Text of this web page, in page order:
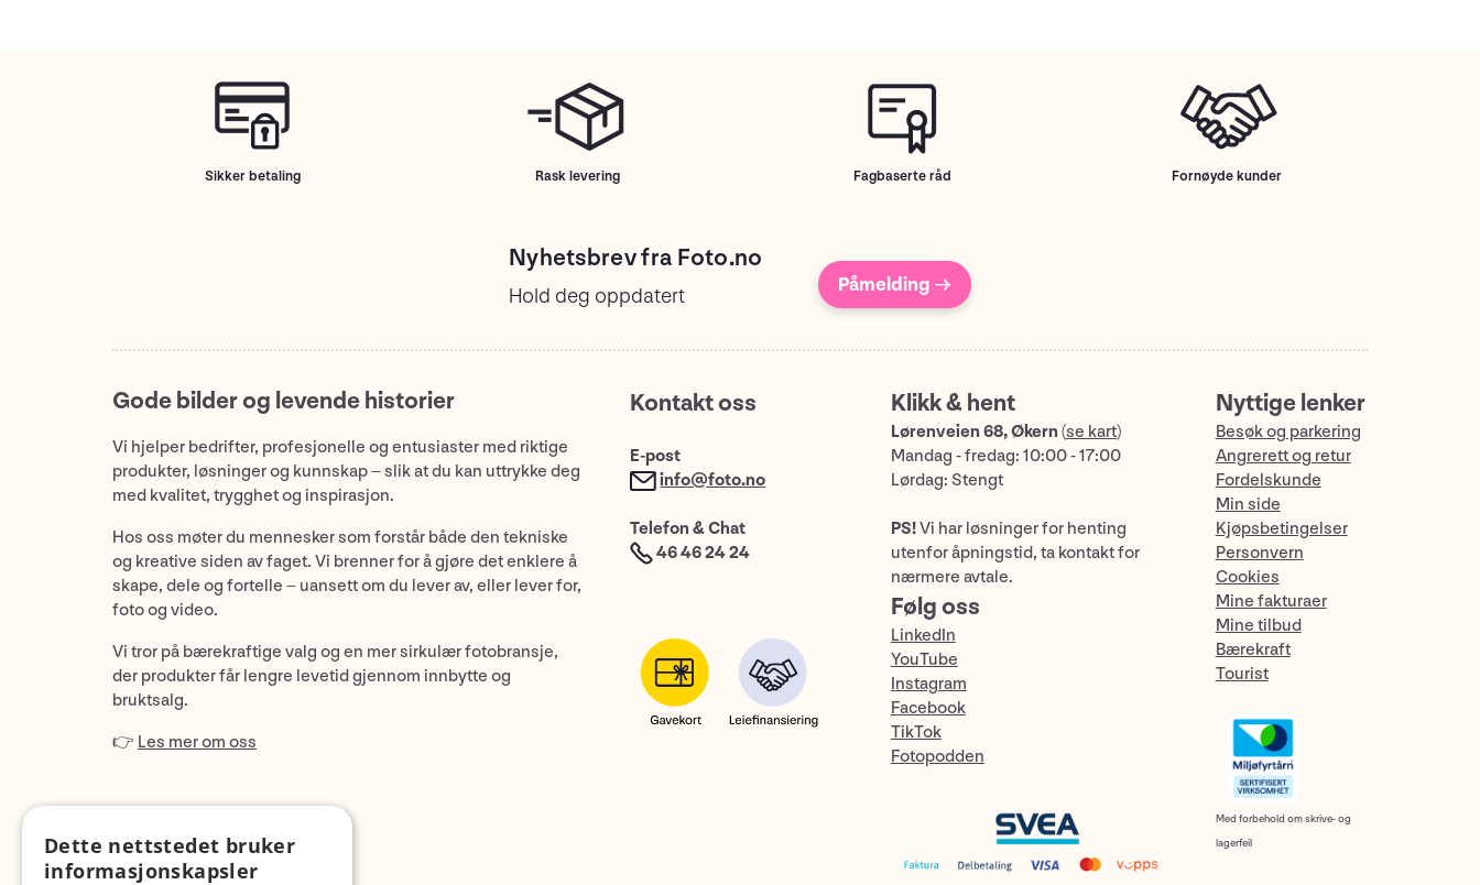
Sikker betaling Rask levering Fagbaserte råd Fornøyde kunder
Nyhetsbrev fra Foto.no
Hold deg oppdatert Påmelding →
Gode bilder og levende historier
Vi hjelper bedrifter, profesjonelle og entusiaster med riktige
produkter, løsninger og kunnskap – slik at du kan uttrykke deg
med kvalitet, trygghet og inspirasjon.
Hos oss møter du mennesker som forstår både den tekniske
og kreative siden av faget. Vi brenner for å gjøre det enklere å
skape, dele og fortelle – uansett om du lever av, eller lever for,
foto og video.
Vi tror på bærekraftige valg og en mer sirkulær fotobransje,
der produkter får lengre levetid gjennom innbytte og
bruktsalg.
👉 Les mer om oss
Kontakt oss
E-post
info@foto.no
Telefon & Chat
46 46 24 24
Klikk & hent
Lørenveien 68, Økern (se kart)
Mandag - fredag: 10:00 - 17:00
Lørdag: Stengt
PS!Vi har løsninger for henting
utenfor åpningstid, ta kontakt for
nærmere avtale.
Følg oss
LinkedIn
YouTube
Instagram
Facebook
TikTok
Fotopodden
Nyttige lenker
Besøk og parkering
Angrerett og retur
Fordelskunde
Min side
Kjøpsbetingelser
Personvern
Cookies
Mine fakturaer
Mine tilbud
Bærekraft
Tourist
Med forbehold om skrive- og
lagerfeil
Dette nettstedet bruker
informasjonskapsler